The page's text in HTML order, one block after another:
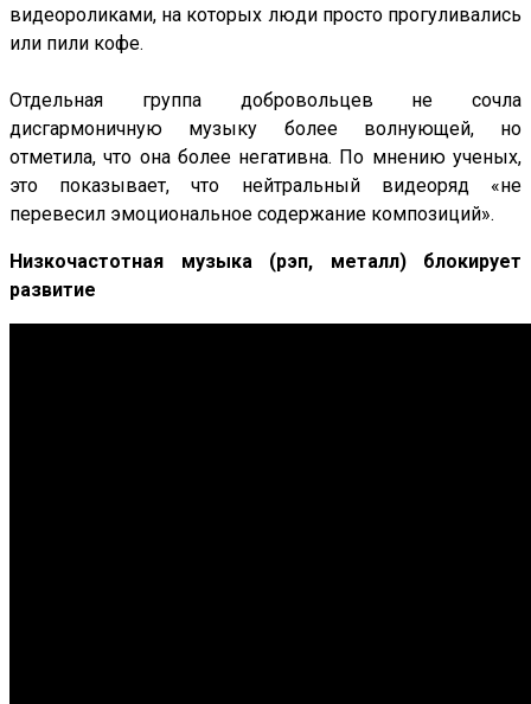
видеороликами, на которых люди просто прогуливались
или пили кофе.
Отдельная группа добровольцев не сочла
дисгармоничную музыку более волнующей, но
отметила, что она более негативна. По мнению ученых,
это показывает, что нейтральный видеоряд «не
перевесил эмоциональное содержание композиций».
Низкочастотная музыка (рэп, металл) блокирует
развитие